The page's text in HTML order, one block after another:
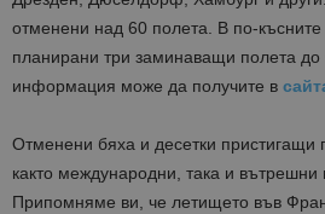
отменени над 60 полета. В по-
планирани три заминаващи полета
информация може да получите в
Отменени бяха и десетки пристигащи
както международни, така и вътрешни
Припомняме ви, че летището във